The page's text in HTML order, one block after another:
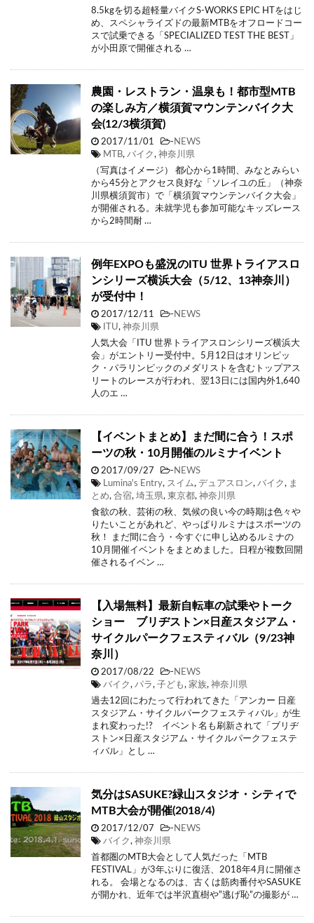
8.5kgを切る超軽量バイクS-WORKS EPIC HTをはじ
め、スペシャライズドの最新MTBをオフロードコー
スで試乗できる「SPECIALIZED TEST THE BEST」
が小田原で開催される …
農園・レストラン・温泉も！都市型MTB
の楽しみ方／横須賀マウンテンバイク大
会(12/3横須賀)
2017/11/01 - NEWS
MTB, バイク, 神奈川県
（写真はイメージ） 都心から1時間、みなとみらい
から45分とアクセス良好な「ソレイユの丘」（神奈
川県横須賀市）で「横須賀マウンテンバイク大会」
が開催される。未就学児も参加可能なキッズレース
から2時間耐 …
例年EXPOも盛況のITU 世界トライアスロ
ンシリーズ横浜大会（5/12、13神奈川）
が受付中！
2017/12/11 - NEWS
ITU, 神奈川県
人気大会「ITU 世界トライアスロンシリーズ横浜大
会」がエントリー受付中。5月12日はオリンピッ
ク・パラリンピックのメダリストを含むトップアス
リートのレースが行われ、翌13日には国内外1,640
人のエ …
【イベントまとめ】まだ間に合う！スポ
ーツの秋・10月開催のルミナイベント
2017/09/27 - NEWS
Lumina's Entry, スイム, デュアスロン, バイク, ま
とめ, 合宿, 埼玉県, 東京都, 神奈川県
食欲の秋、芸術の秋、気候の良い今の時期は色々や
りたいことがあれど、やっぱりルミナはスポーツの
秋！ まだ間に合う・今すぐに申し込めるルミナの
10月開催イベントをまとめました。日程が複数回開
催されるイベン …
【入場無料】最新自転車の試乗やトーク
ショー ブリヂストン×日産スタジアム・
サイクルパークフェスティバル（9/23神
奈川）
2017/08/22 - NEWS
バイク, パラ, 子ども, 家族, 神奈川県
過去12回にわたって行われてきた「アンカー 日産
スタジアム・サイクルパークフェスティバル」が生
まれ変わった!? イベント名も刷新されて「ブリヂ
ストン×日産スタジアム・サイクルパークフェステ
ィバル」とし …
気分はSASUKE?緑山スタジオ・シティで
MTB大会が開催(2018/4)
2017/12/07 - NEWS
バイク, 神奈川県
首都圏のMTB大会として人気だった「MTB
FESTIVAL」が3年ぶりに復活、2018年4月に開催さ
れる。 会場となるのは、古くは筋肉番付やSASUKE
が開かれ、近年では半沢直樹や”逃げ恥”の撮影が …